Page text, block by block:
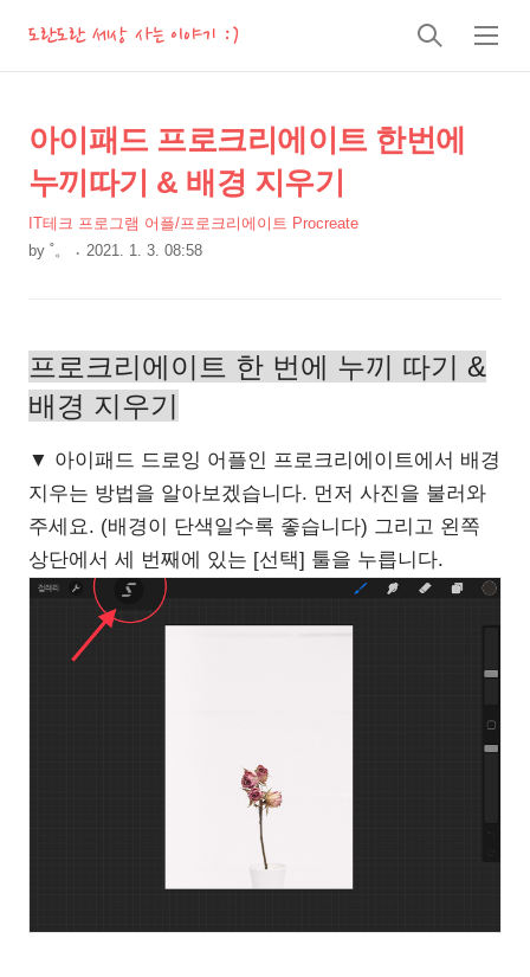
도란도란 세상 사는 이야기 :)
검
메
상
세
컨
텐
츠
본
제
목
아이패드 프로크리에이트 한번에
누끼따기 & 배경 지우기
IT테크 프로그램 어플/프로크리에이트 Procreate
by ˚。 2021. 1. 3. 08:58
프로크리에이트 한 번에 누끼 따기 &
배경 지우기
▼ 아이패드 드로잉 어플인 프로크리에이트에서 배경
지우는 방법을 알아보겠습니다. 먼저 사진을 불러와
주세요. (배경이 단색일수록 좋습니다) 그리고 왼쪽
상단에서 세 번째에 있는 [선택] 툴을 누릅니다.